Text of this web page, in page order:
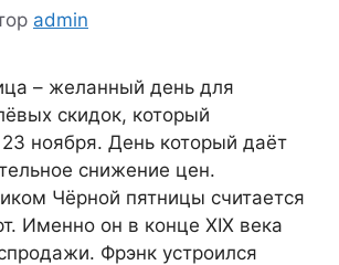
admin
– желанный день для
скидок, который
ноября. День который даёт
снижение цен.
Чёрной пятницы считается
Именно он в конце XIX века
Фрэнк устроился